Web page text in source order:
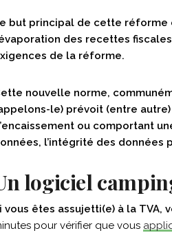
but principal de cette réforme
des recettes
de la réforme.
nouvelle norme,
le) prévoit (entre
ou comportant
l’intégrité des données
logiciel
vous êtes assujetti(e) à la TVA,
pour vérifier que vous